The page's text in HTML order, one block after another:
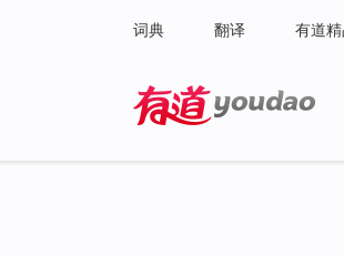
词典 翻译 有道